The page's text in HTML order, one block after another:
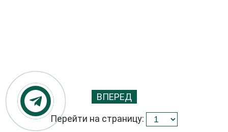
ВПЕРЕД
Перейти на страницу: